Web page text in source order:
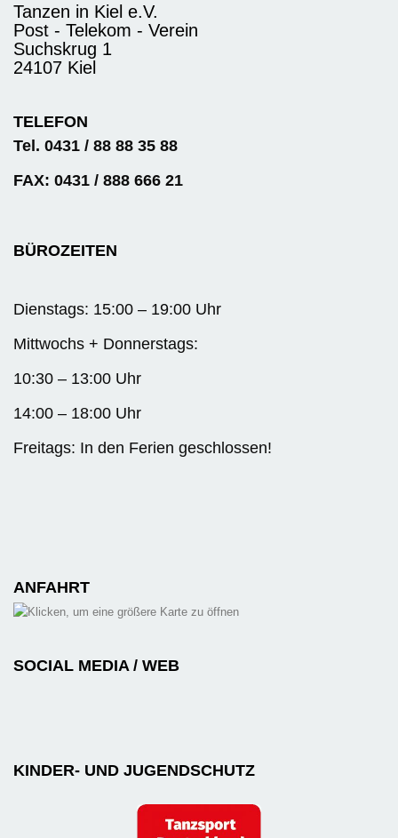
Tanzen in Kiel e.V.
Post - Telekom - Verein
Suchskrug 1
24107 Kiel
TELEFON
Tel. 0431 / 88 88 35 88
FAX: 0431 / 888 666 21
BÜROZEITEN
Dienstags: 15:00 – 19:00 Uhr
Mittwochs + Donnerstags:
10:30 – 13:00 Uhr
14:00 – 18:00 Uhr
Freitags: In den Ferien geschlossen!
ANFAHRT
SOCIAL MEDIA / WEB
KINDER- UND JUGENDSCHUTZ